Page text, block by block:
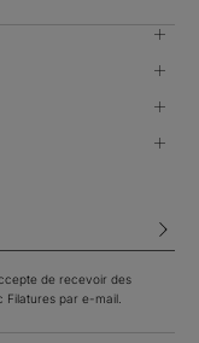
de recevoir des
Filatures par e-mail.